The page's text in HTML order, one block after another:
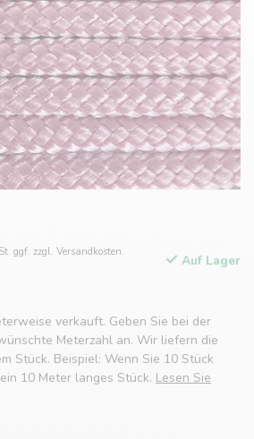
ggf. zzgl. Versandkosten.
Auf Lager
verkauft. Geben Sie bei der
Meterzahl an. Wir liefern die
Stück. Beispiel: Wenn Sie 10 Stück
10 Meter langes Stück. Lesen Sie